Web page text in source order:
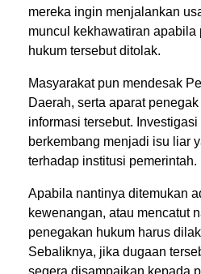
mereka ingin menjalankan
muncul kekhawatiran
hukum tersebut ditolak.
Masyarakat pun mendesak
Daerah, serta aparat
informasi tersebut.
berkembang menjadi isu liar
terhadap institusi pemerintah.
Apabila nantinya ditemukan
kewenangan, atau mencatut
penegakan hukum harus
Sebaliknya, jika dugaan
segera disampaikan kepada